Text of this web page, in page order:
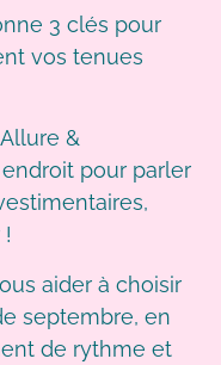
3 clés pour
vos tenues
&
pour parler
aider à choisir
septembre, en
de rythme et